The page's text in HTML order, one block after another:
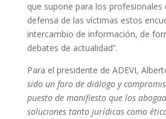
que supone para los profesionales
defensa de las víctimas estos
intercambio de información, de
debates de actualidad”.
Para el presidente de ADEVI,
sido un foro de diálogo y
puesto de manifiesto que los
soluciones tanto jurídicas como